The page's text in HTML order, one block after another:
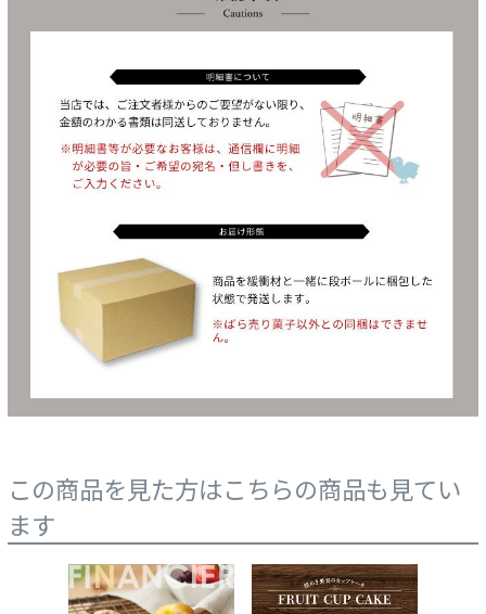
この商品を見た方はこちらの商品も見てい
ます